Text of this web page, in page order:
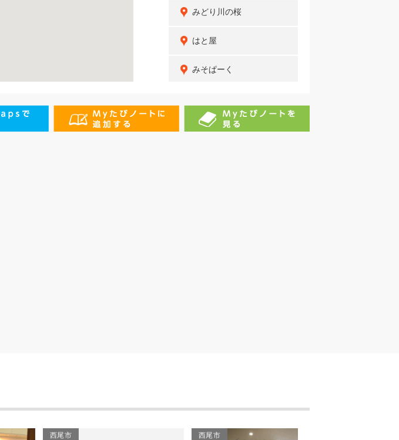
みどり川の桜
はと屋
みそぱーく
西尾スターボウル
鶴城窯 陶芸教室
西尾市